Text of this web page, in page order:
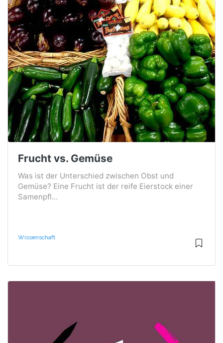
Frucht vs. Gemüse
Was ist der Unterschied zwischen Obst und
Gemüse? Eine Frucht ist der reife Eierstock einer
Samenpfl...
Wissenschaft